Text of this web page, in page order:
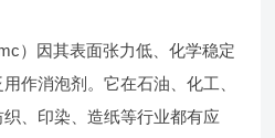
）因其表面张力低、化学稳定
作消泡剂。它在石油、化工、
、印染、造纸等行业都有应